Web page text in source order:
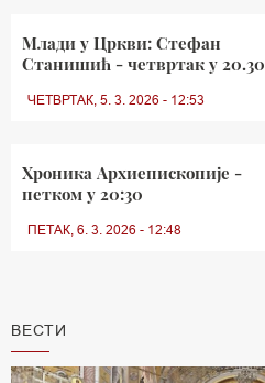
Млади у Цркви: Стефан
Станишић - четвртак у 20.30
ЧЕТВРТАК, 5. 3. 2026 - 12:53
Хроника Архиепископије -
петком у 20:30
ПЕТАК, 6. 3. 2026 - 12:48
ВЕСТИ